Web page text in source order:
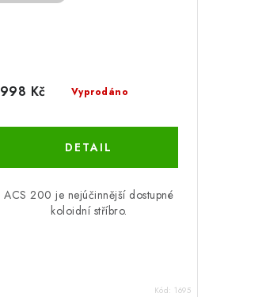
Vyprodáno
998 Kč
ACS 200 je nejúčinnější dostupné
koloidní stříbro.
Kód: 1695